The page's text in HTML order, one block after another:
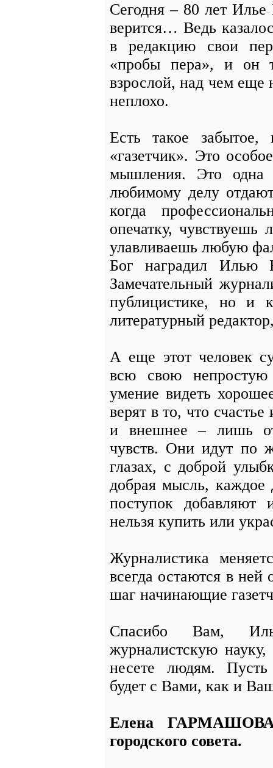
Сегодня – 80 лет
верится… Ведь
в редакцию свои
«пробы пера», и он
взрослой, над чем еще
неплохо.
Есть такое
«газетчик». Это
мышления. Это одна
любимому делу
когда
опечатку, чувствуешь
улавливаешь любую
Бог наградил Илью
Замечательный
публицистике, но и
литературный
А еще этот человек
всю свою непростую
умение видеть
верят в то, что
и внешнее – лишь
чувств. Они идут по
глазах, с доброй
добрая мысль, каждое
поступок добавляют
нельзя купить или
Журналистика
всегда остаются в
шаг начинающие
Спасибо Вам,
журналистскую
несете людям. Пусть
будет с Вами, как и
Елена ГАРМАШОВА,
городского совета.